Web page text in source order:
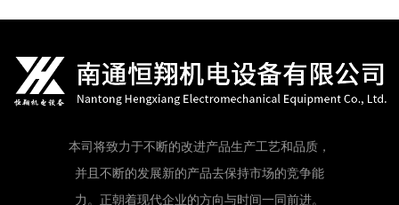
本司将致力于不断的改进产品生产工艺和品质，
并且不断的发展新的产品去保持市场的竞争能
力。正朝着现代企业的方向与时间一同前进。